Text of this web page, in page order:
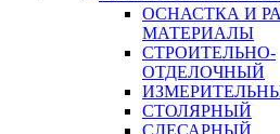
ОСНАСТКА И
МАТЕРИАЛЫ
СТРОИТЕЛЬНО-
ОТДЕЛОЧНЫЙ
СТОЛЯРНЫЙ
СЛЕСАРНЫЙ